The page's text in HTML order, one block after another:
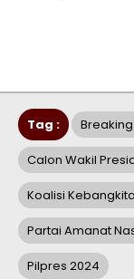
Tag :
Calon Wakil
Koalisi
Partai Amanat
Pilpres 2024